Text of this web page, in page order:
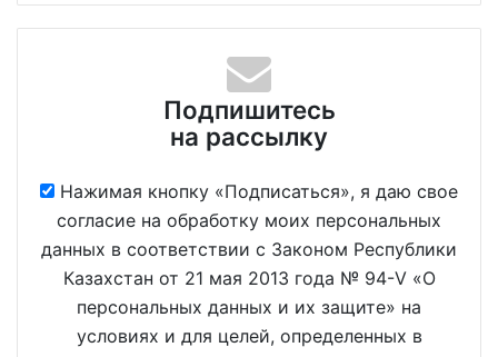
Подпишитесь
на рассылку
согласие на обработку моих персональных
данных в соответствии с Законом Республики
Казахстан от 21 мая 2013 года № 94-V «О
персональных данных и их защите» на
условиях и для целей, определенных в
Согласии на обработку персональных данных